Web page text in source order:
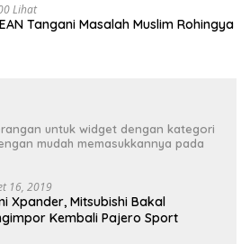
Lihat
Tangani Masalah Muslim Rohingya
untuk widget dengan kategori
mudah memasukkannya pada
16, 2019
Xpander, Mitsubishi Bakal
Kembali Pajero Sport